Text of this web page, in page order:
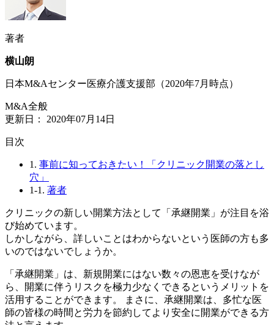
著者
横山朗
日本M&Aセンター医療介護支援部（2020年7月時点）
M&A全般
更新日： 2020年07月14日
⽬次
1. 事前に知っておきたい！「クリニック開業の落とし
穴」
1-1. 著者
クリニックの新しい開業方法として「承継開業」が注目を浴
び始めています。
しかしながら、詳しいことはわからないという医師の方も多
いのではないでしょうか。
「承継開業」は、新規開業にはない数々の恩恵を受けなが
ら、開業に伴うリスクを極力少なくできるというメリットを
活用することができます。 まさに、承継開業は、多忙な医
師の皆様の時間と労力を節約してより安全に開業ができる方